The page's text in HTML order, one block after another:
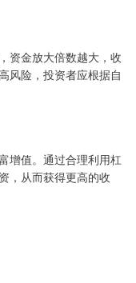
资金放大倍数越大，收
风险，投资者应根据自
增值。通过合理利用杠
，从而获得更高的收